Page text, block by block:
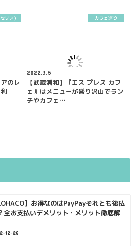
リア）
のレ
カフェ巡り
2022.3.5
【武蔵浦和】『エス プレス カフ
ェ』はメニューが盛り沢山でラン
チやカフェ…
】お得なのはPayPayそれとも後払
全お支払いデメリット・メリット徹底解
12-28